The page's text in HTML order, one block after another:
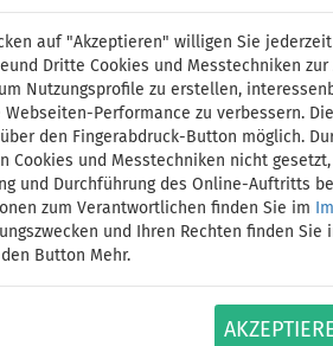
auf "Akzeptieren" willigen Sie
Dritte Cookies und Messtechniken
Nutzungsprofile zu erstellen,
Webseiten-Performance zu verbessern.
den Fingerabdruck-Button möglich.
Cookies und Messtechniken nicht
und Durchführung des Online-Auftritts
zum Verantwortlichen finden Sie im
und Ihren Rechten finden Sie
Button Mehr.
Boards
SUP
Variante:
VERSAND